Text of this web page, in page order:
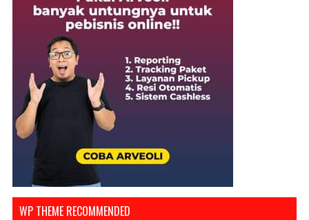
WP THEME RECOMMENDED